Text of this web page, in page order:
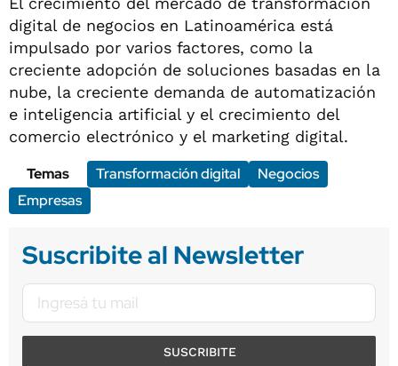
digital de negocios en Latinoamérica está
impulsado por varios factores, como la
creciente adopción de soluciones basadas en la
nube, la creciente demanda de automatización
e inteligencia artificial y el crecimiento del
comercio electrónico y el marketing digital.
Temas
Transformación digital
Negocios
Empresas
Suscribite al Newsletter
SUSCRIBITE